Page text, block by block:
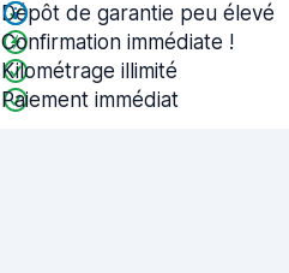
Dépôt de garantie peu élevé
Confirmation immédiate !
Kilométrage illimité
Paiement immédiat